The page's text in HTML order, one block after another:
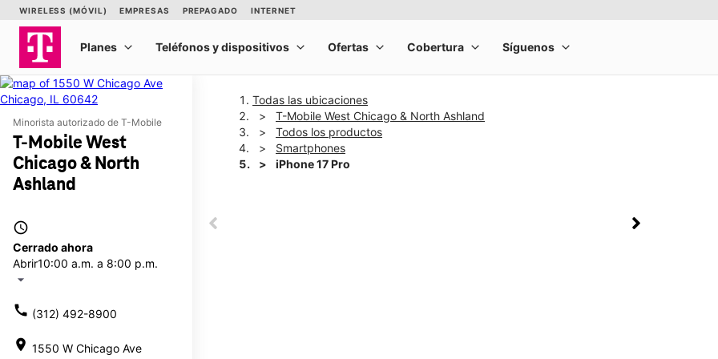
Minorista autorizado de T-Mobile
T-Mobile West
Chicago & North
Ashland
access_time
Cerrado ahora
Abrir10:00 a.m. a 8:00 p.m.
arrow_drop_down
call (312) 492-8900
location_on 1550 W Chicago Ave
Todas las ubicaciones
T-Mobile West Chicago & North Ashland
Todos los productos
Smartphones
iPhone 17 Pro
This carousel shows one large product image at a time. Use the Previous and Next buttons